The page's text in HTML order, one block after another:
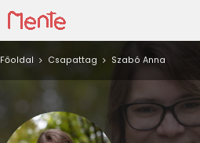
Főoldal Csapattag Szabó Anna